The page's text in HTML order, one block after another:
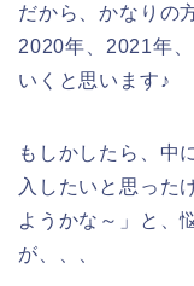
だから、かなりの
2020年、2021年
いくと思います♪
もしかしたら、中
入したいと思った
ようかな～」と、
が、、、